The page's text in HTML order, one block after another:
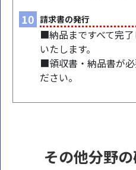
10 請求書の発行
■納品まですべて完
いたします。
■領収書・納品書が
ださい。
その他分野